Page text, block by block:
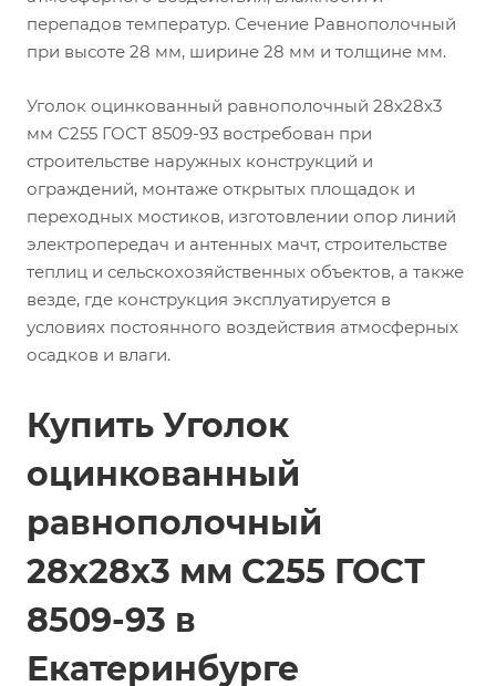
перепадов температур. Сечение Равнополочный
при высоте 28 мм, ширине 28 мм и толщине мм.
Уголок оцинкованный равнополочный 28х28х3
мм С255 ГОСТ 8509-93 востребован при
строительстве наружных конструкций и
ограждений, монтаже открытых площадок и
переходных мостиков, изготовлении опор линий
электропередач и антенных мачт, строительстве
теплиц и сельскохозяйственных объектов, а также
везде, где конструкция эксплуатируется в
условиях постоянного воздействия атмосферных
осадков и влаги.
Купить Уголок
оцинкованный
равнополочный
28х28х3 мм С255 ГОСТ
8509-93 в
Екатеринбурге